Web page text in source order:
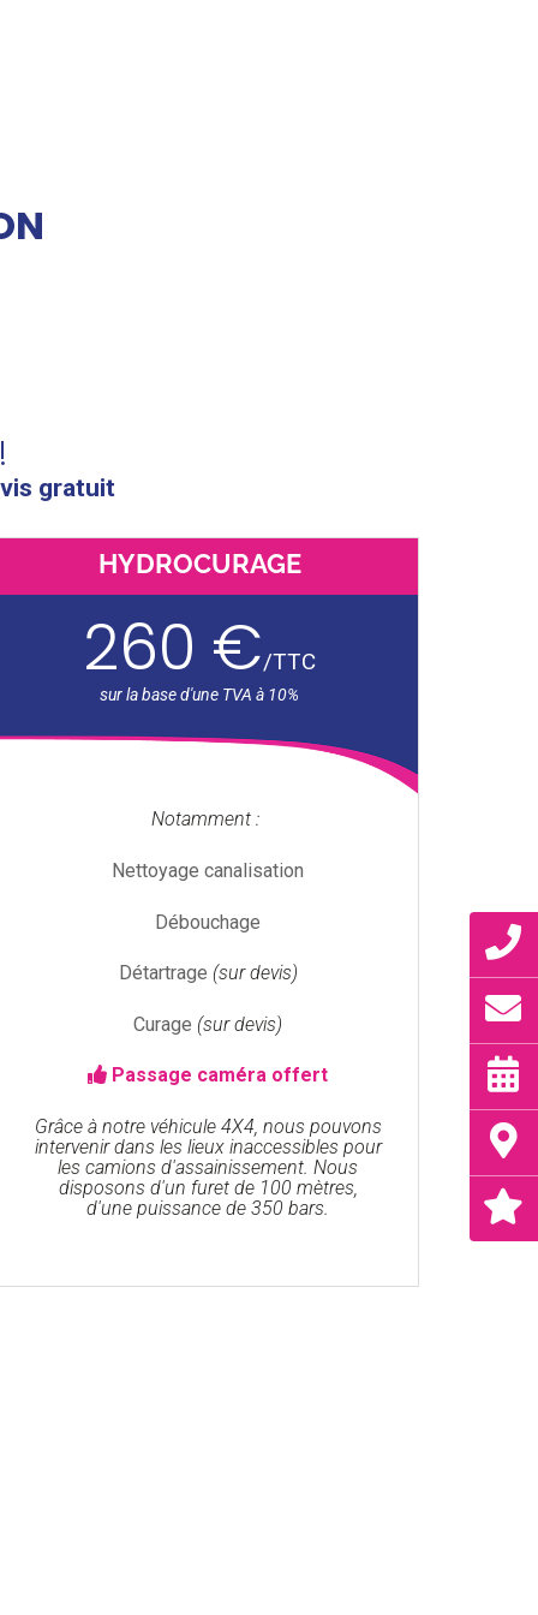
gratuit
HYDROCURAGE
260 €/TTC
Notamment :
Nettoyage canalisation
Débouchage
Détartrage (sur devis)
Curage (sur devis)
Passage caméra offert
Grâce à notre véhicule 4X4, nous pouvons
intervenir dans les lieux inaccessibles pour
les camions d'assainissement. Nous
disposons d'un furet de 100 mètres,
d'une puissance de 350 bars.